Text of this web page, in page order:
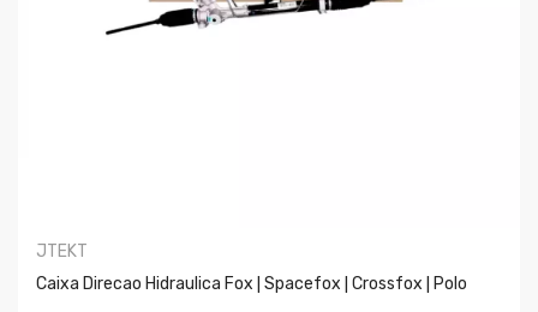
JTEKT
Caixa Direcao Hidraulica Fox | Spacefox | Crossfox | Polo